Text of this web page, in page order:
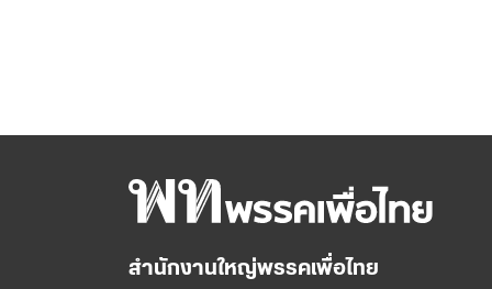
สำนักงานใหญ่พรรคเพื่อไทย